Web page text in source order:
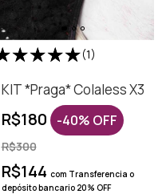
(1)
KIT *Praga* Colaless X3
R$180 -40% OFF
R$300
R$144 com Transferencia o
depósito bancario 20% OFF